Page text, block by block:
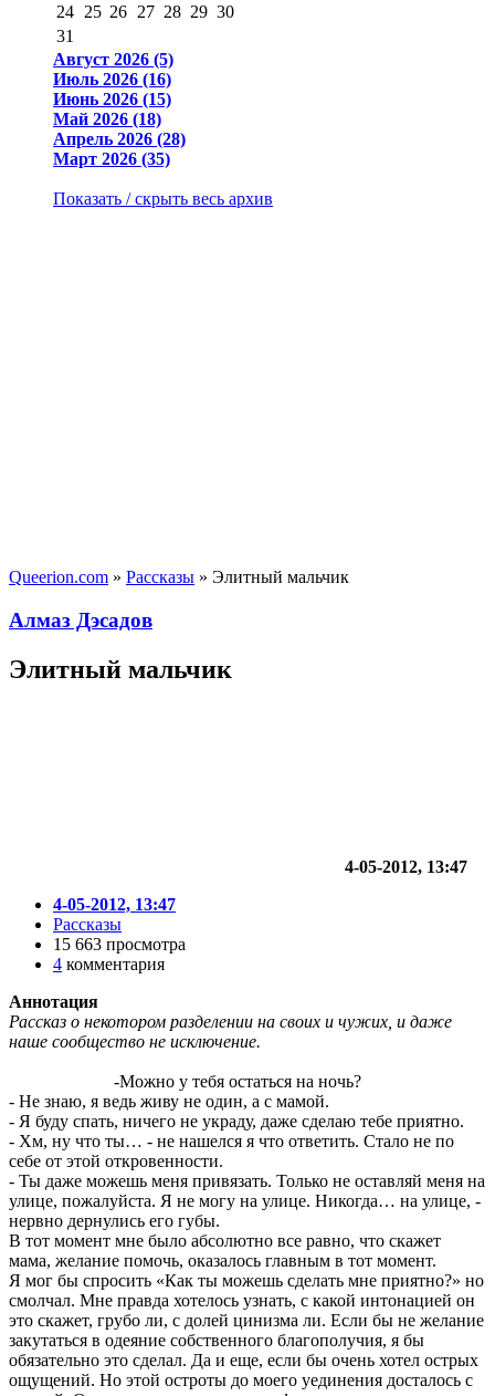
24 25 26 27 28 29 30
31
Август 2026 (5)
Июль 2026 (16)
Июнь 2026 (15)
Май 2026 (18)
Апрель 2026 (28)
Март 2026 (35)
Показать / скрыть весь архив
Queerion.com » Рассказы » Элитный мальчик
Алмаз Дэсадов
Элитный мальчик
4-05-2012, 13:47
4-05-2012, 13:47
Рассказы
15 663 просмотра
4 комментария
Аннотация
Рассказ о некотором разделении на своих и чужих, и даже
наше сообщество не исключение.
-Можно у тебя остаться на ночь?
- Не знаю, я ведь живу не один, а с мамой.
- Я буду спать, ничего не украду, даже сделаю тебе приятно.
- Хм, ну что ты… - не нашелся я что ответить. Стало не по
себе от этой откровенности.
- Ты даже можешь меня привязать. Только не оставляй меня на
улице, пожалуйста. Я не могу на улице. Никогда… на улице, -
нервно дернулись его губы.
В тот момент мне было абсолютно все равно, что скажет
мама, желание помочь, оказалось главным в тот момент.
Я мог бы спросить «Как ты можешь сделать мне приятно?» но
смолчал. Мне правда хотелось узнать, с какой интонацией он
это скажет, грубо ли, с долей цинизма ли. Если бы не желание
закутаться в одеяние собственного благополучия, я бы
обязательно это сделал. Да и еще, если бы очень хотел острых
ощущений. Но этой остроты до моего уединения досталось с